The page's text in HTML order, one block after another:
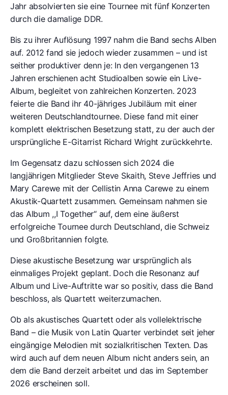
Jahr absolvierten sie eine Tournee mit fünf Konzerten
durch die damalige DDR.
Bis zu ihrer Auflösung 1997 nahm die Band sechs Alben
auf. 2012 fand sie jedoch wieder zusammen – und ist
seither produktiver denn je: In den vergangenen 13
Jahren erschienen acht Studioalben sowie ein Live-
Album, begleitet von zahlreichen Konzerten. 2023
feierte die Band ihr 40-jähriges Jubiläum mit einer
weiteren Deutschlandtournee. Diese fand mit einer
komplett elektrischen Besetzung statt, zu der auch der
ursprüngliche E-Gitarrist Richard Wright zurückkehrte.
Im Gegensatz dazu schlossen sich 2024 die
langjährigen Mitglieder Steve Skaith, Steve Jeffries und
Mary Carewe mit der Cellistin Anna Carewe zu einem
Akustik-Quartett zusammen. Gemeinsam nahmen sie
das Album ,,I Together“ auf, dem eine äußerst
erfolgreiche Tournee durch Deutschland, die Schweiz
und Großbritannien folgte.
Diese akustische Besetzung war ursprünglich als
einmaliges Projekt geplant. Doch die Resonanz auf
Album und Live-Auftritte war so positiv, dass die Band
beschloss, als Quartett weiterzumachen.
Ob als akustisches Quartett oder als vollelektrische
Band – die Musik von Latin Quarter verbindet seit jeher
eingängige Melodien mit sozialkritischen Texten. Das
wird auch auf dem neuen Album nicht anders sein, an
dem die Band derzeit arbeitet und das im September
2026 erscheinen soll.